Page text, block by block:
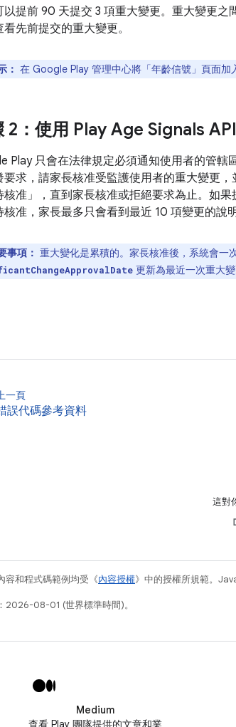
以提前 90 天提交 3 項重大變更。重大變更
先前提交的重大變更。
： 在 Google Play 管理中心將「年齡信號」 頁面加
2：使用 Play Age Signals
Play 只會在法律規定必須通知使用者的管
要求，請家長核准受監護使用者的重大變更
核准」，直到家長核准或拒絕要求為止。如
核准，家長最多只會看到最近 10 項變更的說明
事項： 重大變化是累積的。家長核准後，系統會一
更新為最近一次重大
一頁
誤代碼參考資料
這對
容和程式碼範例均受《內容授權》中的授權所規範。
2026-08-01 (世界標準時間)。
Medium
查看 Play 團隊提供的文章和業